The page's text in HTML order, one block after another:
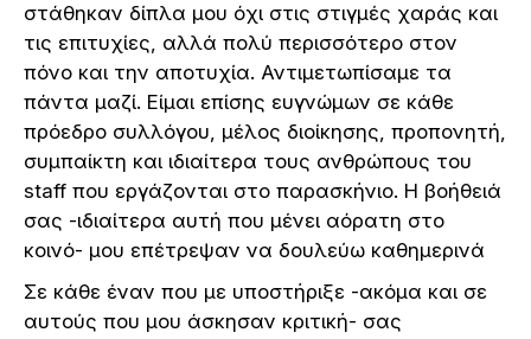
στάθηκαν δίπλα μου όχι στις στιγμές χαράς και
τις επιτυχίες, αλλά πολύ περισσότερο στον
πόνο και την αποτυχία. Αντιμετωπίσαμε τα
πάντα μαζί. Είμαι επίσης ευγνώμων σε κάθε
πρόεδρο συλλόγου, μέλος διοίκησης, προπονητή,
συμπαίκτη και ιδιαίτερα τους ανθρώπους του
staff που εργάζονται στο παρασκήνιο. Η βοήθειά
σας -ιδιαίτερα αυτή που μένει αόρατη στο
κοινό- μου επέτρεψαν να δουλεύω καθημερινά
Σε κάθε έναν που με υποστήριξε -ακόμα και σε
αυτούς που μου άσκησαν κριτική- σας